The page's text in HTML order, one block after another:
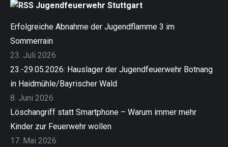
Jugendfeuerwehr Stuttgart
Erfolgreiche Abnahme der Jugendflamme 3 im
Sommerrain
23. Juli 2026
23.-29.05.2026: Hauslager der Jugendfeuerwehr Botnang
in Haidmühle/Bayrischer Wald
8. Juni 2026
Löschangriff statt Smartphone – Warum immer mehr
Kinder zur Feuerwehr wollen
17. Mai 2026